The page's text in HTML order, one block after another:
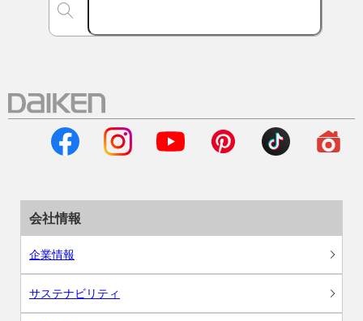
会社情報
企業情報
サステナビリティ